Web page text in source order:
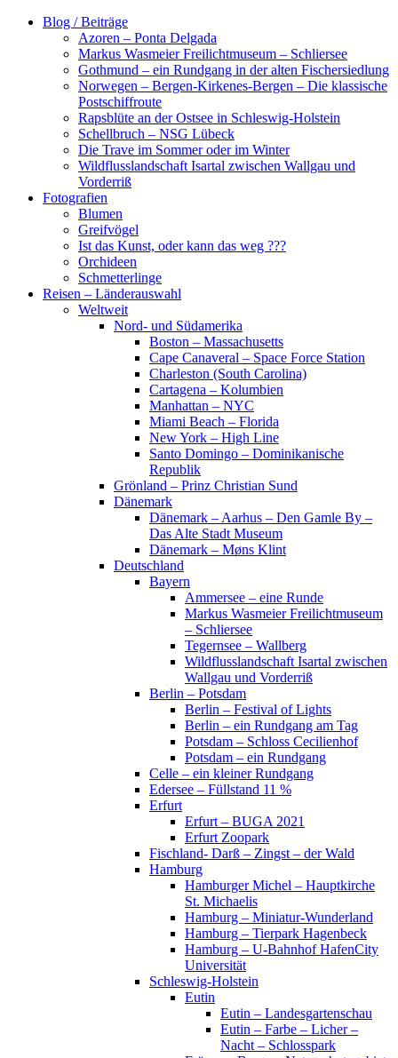
Zum
Blog / Beiträge
Azoren – Ponta Delgada
Markus Wasmeier Freilichtmuseum – Schliersee
Gothmund – ein Rundgang in der alten Fischersiedlung
Norwegen – Bergen-Kirkenes-Bergen – Die klassische
Postschiffroute
Rapsblüte an der Ostsee in Schleswig-Holstein
Schellbruch – NSG Lübeck
Die Trave im Sommer oder im Winter
Wildflusslandschaft Isartal zwischen Wallgau und
Vorderriß
Fotografien
Blumen
Greifvögel
Ist das Kunst, oder kann das weg ???
Orchideen
Schmetterlinge
Reisen – Länderauswahl
Weltweit
Nord- und Südamerika
Boston – Massachusetts
Cape Canaveral – Space Force Station
Charleston (South Carolina)
Cartagena – Kolumbien
Manhattan – NYC
Miami Beach – Florida
New York – High Line
Santo Domingo – Dominikanische
Republik
Grönland – Prinz Christian Sund
Dänemark
Dänemark – Aarhus – Den Gamle By –
Das Alte Stadt Museum
Dänemark – Møns Klint
Deutschland
Bayern
Ammersee – eine Runde
Markus Wasmeier Freilichtmuseum
– Schliersee
Tegernsee – Wallberg
Wildflusslandschaft Isartal zwischen
Wallgau und Vorderriß
Berlin – Potsdam
Berlin – Festival of Lights
Berlin – ein Rundgang am Tag
Potsdam – Schloss Cecilienhof
Potsdam – ein Rundgang
Celle – ein kleiner Rundgang
Edersee – Füllstand 11 %
Erfurt
Erfurt – BUGA 2021
Erfurt Zoopark
Fischland- Darß – Zingst – der Wald
Hamburg
Hamburger Michel – Hauptkirche
St. Michaelis
Hamburg – Miniatur-Wunderland
Hamburg – Tierpark Hagenbeck
Hamburg – U-Bahnhof HafenCity
Universität
Schleswig-Holstein
Eutin
Eutin – Landesgartenschau
Eutin – Farbe – Licher –
Nacht – Schlosspark